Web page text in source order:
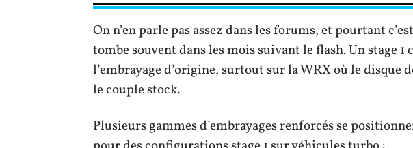
On n’en parle pas assez dans les forums, et pourtant
tombe souvent dans les mois suivant le flash. Un stage
l’embrayage d’origine, surtout sur la WRX où le disque
le couple stock.
Plusieurs gammes d’embrayages renforcés se